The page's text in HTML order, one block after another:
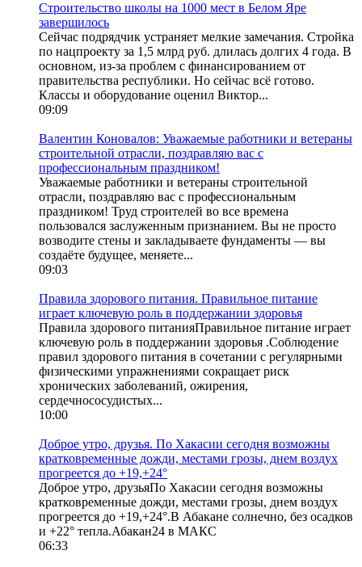
Строительство школы на 1000 мест в Белом Яре
завершилось
Сейчас подрядчик устраняет мелкие замечания. Стройка
по нацпроекту за 1,5 млрд руб. длилась долгих 4 года. В
основном, из-за проблем с финансированием от
правительства республики. Но сейчас всё готово.
Классы и оборудование оценил Виктор...
09:09
Валентин Коновалов: Уважаемые работники и ветераны
строительной отрасли, поздравляю вас с
профессиональным праздником!
Уважаемые работники и ветераны строительной
отрасли, поздравляю вас с профессиональным
праздником! Труд строителей во все времена
пользовался заслуженным признанием. Вы не просто
возводите стены и закладываете фундаменты — вы
создаёте будущее, меняете...
09:03
Правила здорового питания. Правильное питание
играет ключевую роль в поддержании здоровья
Правила здорового питанияПравильное питание играет
ключевую роль в поддержании здоровья .Соблюдение
правил здорового питания в сочетании с регулярными
физическими упражнениями сокращает риск
хронических заболеваний, ожирения,
сердечнососудистых...
10:00
Доброе утро, друзья. По Хакасии сегодня возможны
кратковременные дожди, местами грозы, днем воздух
прогреется до +19,+24°
Доброе утро, друзьяПо Хакасии сегодня возможны
кратковременные дожди, местами грозы, днем воздух
прогреется до +19,+24°.В Абакане солнечно, без осадков
и +22° тепла.Абакан24 в МАКС
06:33